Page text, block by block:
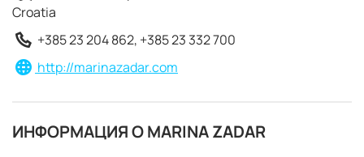
Croatia
+385 23 204 862, +385 23 332 700
http://marinazadar.com
ИНФОРМАЦИЯ О MARINA ZADAR
ЗАБРОНИРОВАТЬ